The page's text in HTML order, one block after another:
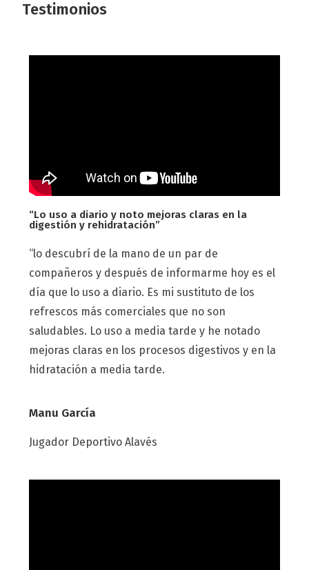
Testimonios
“Lo uso a diario y noto mejoras claras en la
digestión y rehidratación”
“lo descubrí de la mano de un par de
compañeros y después de informarme hoy es el
día que lo uso a diario. Es mi sustituto de los
refrescos más comerciales que no son
saludables. Lo uso a media tarde y he notado
mejoras claras en los procesos digestivos y en la
hidratación a media tarde.
Manu García
Jugador Deportivo Alavés